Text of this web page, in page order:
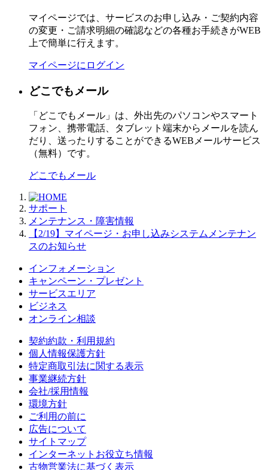
マイページでは、サービスのお申し込み・ご契約内容
の変更・ご請求明細の確認などの各種お手続きがWEB
上で簡単に行えます。
マイページにログイン
どこでもメール
「どこでもメール」は、外出先のパソコンやスマート
フォン、携帯電話、タブレット端末からメールを読ん
だり、送ったりすることができるWEBメールサービス
（無料）です。
どこでもメール
サポート
メンテナンス・障害情報
【2/19】マイページ・お申し込みシステムメンテナン
スのお知らせ
インフォメーション
キャンペーン・プレゼント
サービスエリア
ビジネス
オンライン相談
契約約款・利用規約
個人情報保護方針
特定商取引法に関する表示
事業継続方針
会社/採用情報
環境方針
ご利用の前に
広告について
サイトマップ
インターネットお役立ち情報
古物営業法に基づく表示